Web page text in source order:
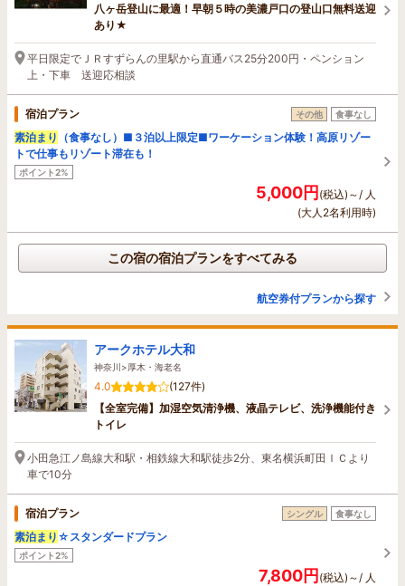
八ヶ岳登山に最適！早朝５時の美濃戸口の登山口無料送迎
あり★
平日限定でＪＲすずらんの里駅から直通バス25分200円・ペンション
上・下車 送迎応相談
宿泊プラン その他 食事なし
素泊まり （食事なし）■３泊以上限定■ワーケーション体験！高原リゾー
トで仕事もリゾート滞在も！
ポイント2%
5,000円(税込)～/ 人
(大人2名利用時)
この宿の宿泊プランをすべてみる
航空券付プランから探す
アークホテル大和
神奈川>厚木・海老名
4.0
(127件)
【全室完備】加湿空気清浄機、液晶テレビ、洗浄機能付き
トイレ
小田急江ノ島線大和駅・相鉄線大和駅徒歩2分、東名横浜町田ＩＣより
車で10分
宿泊プラン シングル 食事なし
素泊まり ☆スタンダードプラン
ポイント2%
7,800円(税込)～/ 人